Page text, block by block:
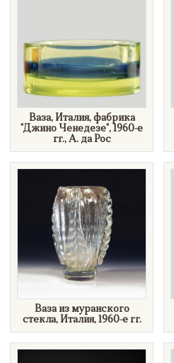
Ваза, Италия, фабрика
"Джино Ченедезе", 1960-е
гг., А. да Рос
Ваза из муранского
стекла, Италия, 1960-е гг.